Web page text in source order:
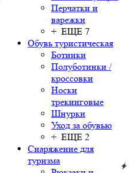
Перчатки и
варежки
+ ЕЩЕ 7
Обувь туристическая
Ботинки
Полуботинки /
кроссовки
Носки
трекинговые
Шнурки
Уход за обувью
+ ЕЩЕ 2
Снаряжение для
туризма